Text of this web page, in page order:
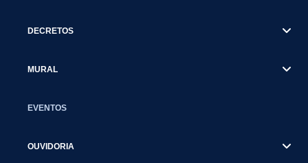
DECRETOS
MURAL
EVENTOS
OUVIDORIA